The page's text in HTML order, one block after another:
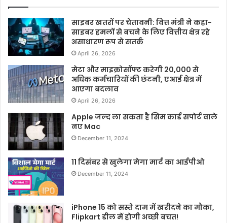
साइबर खतरों पर चेतावनी: वित्त मंत्री ने कहा-
साइबर हमलों से बचने के लिए वित्तीय क्षेत्र रहे
असाधारण रूप से सतर्क
April 26, 2026
मेटा और माइक्रोसॉफ्ट करेगी 20,000 से
अधिक कर्मचारियों की छंटनी, एआई क्षेत्र में
आएगा बदलाव
April 26, 2026
Apple जल्द ला सकता है सिम कार्ड सपोर्ट वाले
नए Mac
December 11, 2024
11 दिसंबर से खुलेगा मेगा मार्ट का आईपीओ
December 11, 2024
iPhone 15 को सस्ते दाम में खरीदने का मौका,
Flipkart डील में होगी अच्छी बचत!